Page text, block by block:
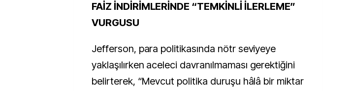
FAİZ İNDİRİMLERİNDE “TEMKİNLİ İLERLEME”
VURGUSU
Jefferson, para politikasında nötr seviyeye
yaklaşılırken aceleci davranılmaması gerektiğini
belirterek, “Mevcut politika duruşu hâlâ bir miktar